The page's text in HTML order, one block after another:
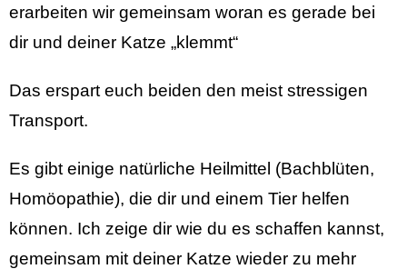
erarbeiten wir gemeinsam woran es gerade bei
dir und deiner Katze „klemmt“
Das erspart euch beiden den meist stressigen
Transport.
Es gibt einige natürliche Heilmittel (Bachblüten,
Homöopathie), die dir und einem Tier helfen
können. Ich zeige dir wie du es schaffen kannst,
gemeinsam mit deiner Katze wieder zu mehr